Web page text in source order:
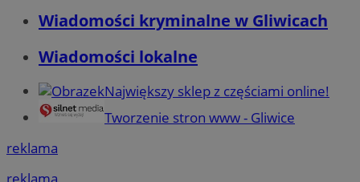
Wiadomości kryminalne w Gliwicach
Wiadomości lokalne
Największy sklep z częściami online!
Tworzenie stron www - Gliwice
reklama